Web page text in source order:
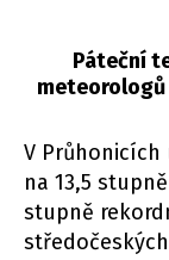
Páteční
meteorologů
V
na 13,5
stupně